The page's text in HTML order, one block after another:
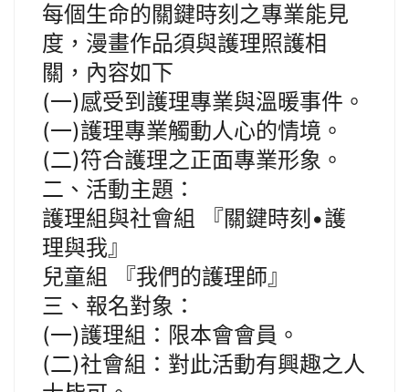
每個生命的關鍵時刻之專業能見
度，漫畫作品須與護理照護相
關，內容如下
(一)感受到護理專業與溫暖事件。
(一)護理專業觸動人心的情境。
(二)符合護理之正面專業形象。
二、活動主題：
護理組與社會組 『關鍵時刻•護
理與我』
兒童組 『我們的護理師』
三、報名對象：
(一)護理組：限本會會員。
(二)社會組：對此活動有興趣之人